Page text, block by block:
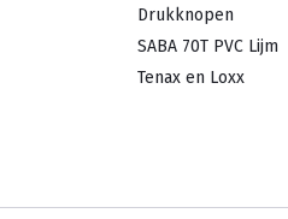
Drukknopen
SABA 70T PVC Lijm
Tenax en Loxx